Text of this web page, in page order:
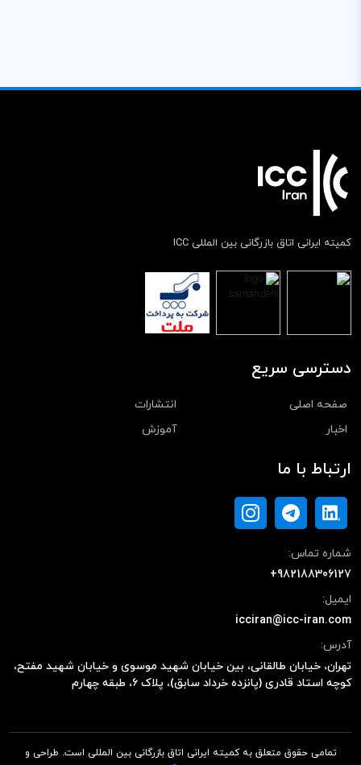
کمیته ایرانی اتاق بازرگانی بین المللی ICC
دسترسی سریع
صفحه اصلی
انتشارات
اخبار
آموزش
ارتباط با ما
شماره تماس:
+982188306127
ایمیل:
icciran@icc-iran.com
آدرس:
تهران، خیابان طالقانی، بین خیابان شهید موسوی و خیابان شهید مفتح،
کوچه استاد قادری (پانزده خرداد سابق)، پلاک ۶، طبقه چهارم
تمامی حقوق متعلق به کمیته ایرانی اتاق بازرگانی بین المللی است. طراحی و